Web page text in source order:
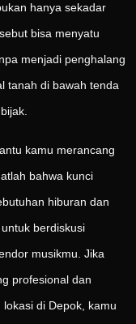
hanya sekadar
bisa menyatu
menjadi penghalang
tanah di bawah tenda
kamu merancang
bahwa kunci
hiburan dan
berdiskusi
musikmu. Jika
profesional dan
di Depok, kamu